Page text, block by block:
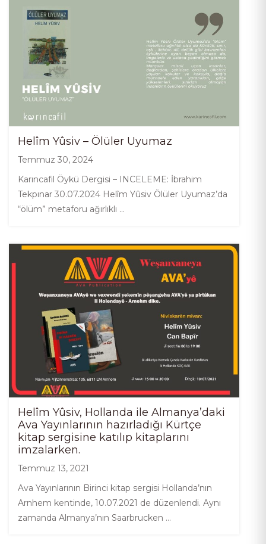
Helîm Yûsiv – Ölüler Uyumaz
Temmuz 30, 2024
Karıncafil Öykü Dergisi – INCELEME: İbrahim
Tekpınar 30.07.2024 Helîm Yûsiv Ölüler Uyumaz’da
“ölüm” metaforu ağırlıklı …
Helîm Yûsiv, Hollanda ile Almanya’daki
Ava Yayınlarının hazırladığı Kürtçe
kitap sergisine katılıp kitaplarını
imzalarken.
Temmuz 13, 2021
Ava Yayınlarının Birinci kitap sergisi Hollanda’nın
Arnhem kentinde, 10.07.2021 de düzenlendi. Aynı
zamanda Almanya’nın Saarbrucken …